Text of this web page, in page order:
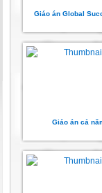
Giáo án Global
Giáo án cả